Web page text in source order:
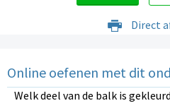
Direct
Online oefenen met dit
Welk deel van de balk is